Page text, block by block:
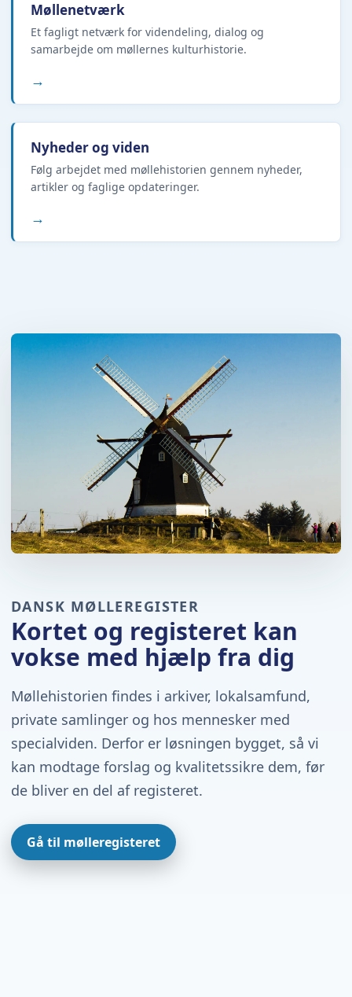
Møllenetværk
Et fagligt netværk for videndeling, dialog og
samarbejde om møllernes kulturhistorie.
→
Nyheder og viden
Følg arbejdet med møllehistorien gennem nyheder,
artikler og faglige opdateringer.
→
DANSK MØLLEREGISTER
Kortet og registeret kan
vokse med hjælp fra dig
Møllehistorien findes i arkiver, lokalsamfund,
private samlinger og hos mennesker med
specialviden. Derfor er løsningen bygget, så vi
kan modtage forslag og kvalitetssikre dem, før
de bliver en del af registeret.
Gå til mølleregisteret